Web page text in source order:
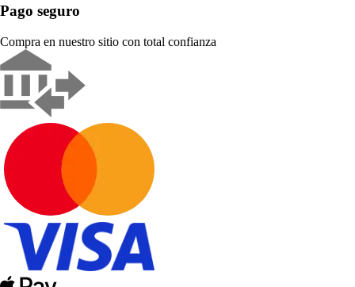
Pago seguro
Compra en nuestro sitio con total confianza